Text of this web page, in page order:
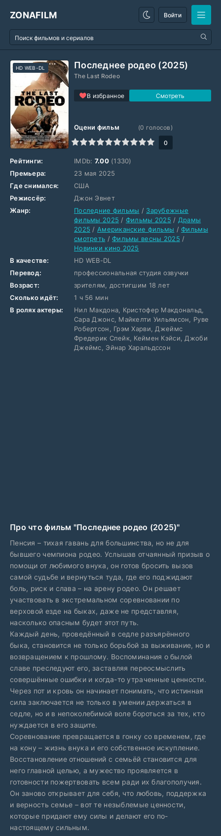
ZONAFILM Войти
Последнее родео (2025)
The Last Rodeo
В избранное
HD WEB-DL
Оцени фильм
1
2 3 4 5 6 7 8 9 10
(0 голосов)
0
Рейтинги: IMDb: 7.00(1330)
Премьера:
23 мая 2025
Где снимался:
США
Режиссёр:
Джон Эвнет
Жанр:
Последние фильмы / Зарубежные
фильмы 2025 / Фильмы 2025 / Драмы
2025 / Американские фильмы /Фильмы
смотреть /Фильмы весны 2025 /
Новинки кино 2025
В качестве:
HD WEB-DL
Перевод:
профессиональная студия озвучки
Возраст:
зрителям, достигшим 18 лет
Сколько идёт:
1 ч 56 мин
В ролях актеры:
Нил Макдона, Кристофер Макдональд,
Сара Джонс, Майкелти Уильямсон, Руве
Робертсон, Грэм Харви, Джеймс
Фредерик Спейк, Кеймен Кэйси, Джоби
Джеймс, Эйнар Харальдссон
Про что фильм "Последнее родео (2025)"
Пенсия – тихая гавань для большинства, но не для
бывшего чемпиона родео. Услышав отчаянный призыв о
помощи от любимого внука, он готов бросить вызов
самой судьбе и вернуться туда, где его поджидают
боль, риск и слава – на арену родео. Он решает
участвовать в экстремальном соревновании по
верховой езде на быках, даже не представляя,
насколько опасным будет этот путь.
Каждый день, проведённый в седле разъярённого
быка, становится не только борьбой за выживание, но и
возвращением к прошлому. Воспоминания о былой
славе преследуют его, заставляя переосмыслить
совершённые ошибки и когда-то утраченные ценности.
Через пот и кровь он начинает понимать, что истинная
сила заключается не только в умении держаться в
седле, но и в непоколебимой воле бороться за тех, кто
нуждается в его защите.
Соревнование превращается в гонку со временем, где
на кону – жизнь внука и его собственное искупление.
Восстановление отношений с семьёй становится для
него главной целью, а мужество проявляется в
готовности пожертвовать всем ради их благополучия.
Он заново открывает для себя, что любовь, поддержка
и верность семье – вот те незыблемые ценности,
которые придают ему силы и делают его по-
настоящему сильным.